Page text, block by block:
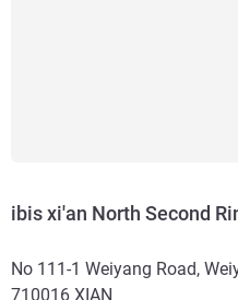
ibis xi'an North Second
No 111-1 Weiyang Road,
710016 XIAN